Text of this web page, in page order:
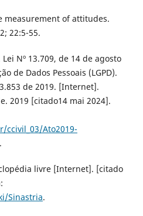
measurement of attitudes.
22:5-55.
Nº 13.709, de 14 de agosto
de Dados Pessoais (LGPD).
de 2019. [Internet].
2019 [citado14 mai 2024].
Ato2019-
livre [Internet]. [citado
Sinastria.